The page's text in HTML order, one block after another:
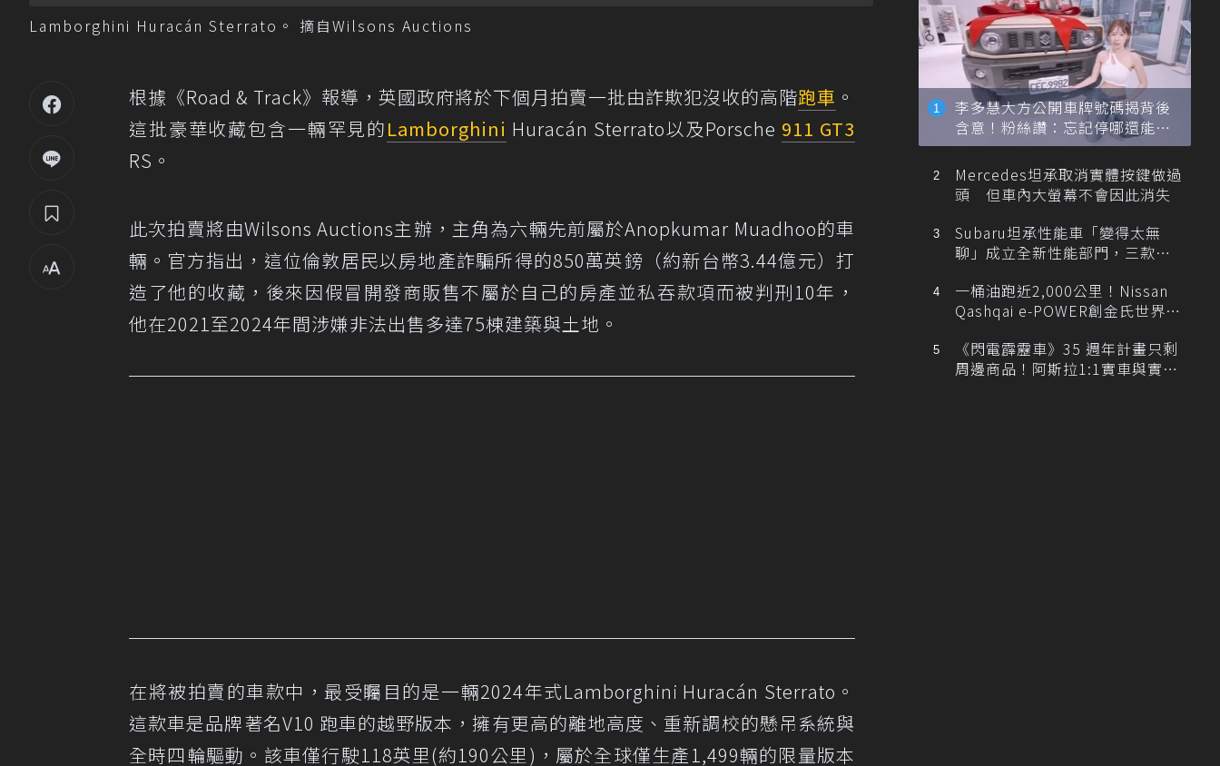
Lamborghini Huracán Sterrato。 摘自Wilsons Auctions
根據《Road & Track》報導，英國政府將於下個月拍賣一批由詐欺犯沒收的高階跑車 。
這批豪華收藏包含一輛罕見的Lamborghini Huracán Sterrato以及Porsche 911 GT3
RS。
此次拍賣將由Wilsons Auctions主辦，主角為六輛先前屬於Anopkumar Muadhoo的車
輛。官方指出，這位倫敦居民以房地產詐騙所得的850萬英鎊（約新台幣3.44億元）打
造了他的收藏，後來因假冒開發商販售不屬於自己的房產並私吞款項而被判刑10年，
他在2021至2024年間涉嫌非法出售多達75棟建築與土地。
在將被拍賣的車款中，最受矚目的是一輛2024年式Lamborghini Huracán Sterrato。
這款車是品牌著名V10 跑車的越野版本，擁有更高的離地高度、重新調校的懸吊系統與
全時四輪驅動。該車僅行駛118英里(約190公里)，屬於全球僅生產1,499輛的限量版本
李多慧大方公開車牌號碼揭背後
含意！粉絲讚：忘記停哪還能幫
忙找車
Mercedes坦承取消實體按鍵做過
頭 但車內大螢幕不會因此消失
Subaru坦承性能車「變得太無
聊」成立全新性能部門，三款手
一桶油跑近2,000公里！Nissan
Qashqai e-POWER創金氏世界紀
《閃電霹靂車》35 週年計畫只剩
周邊商品！阿斯拉1:1實車與實體